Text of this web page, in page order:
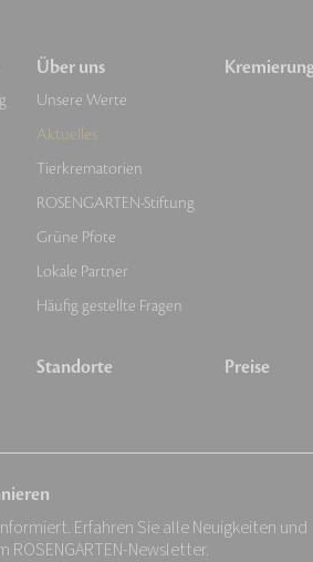
Über uns
Unsere Werte
Aktuelles
Tierkrematorien
ROSENGARTEN-Stiftung
Grüne Pfote
Lokale Partner
Häufig gestellte Fragen
Standorte Preise
Erfahren Sie alle Neuigkeiten und
Newsletter.